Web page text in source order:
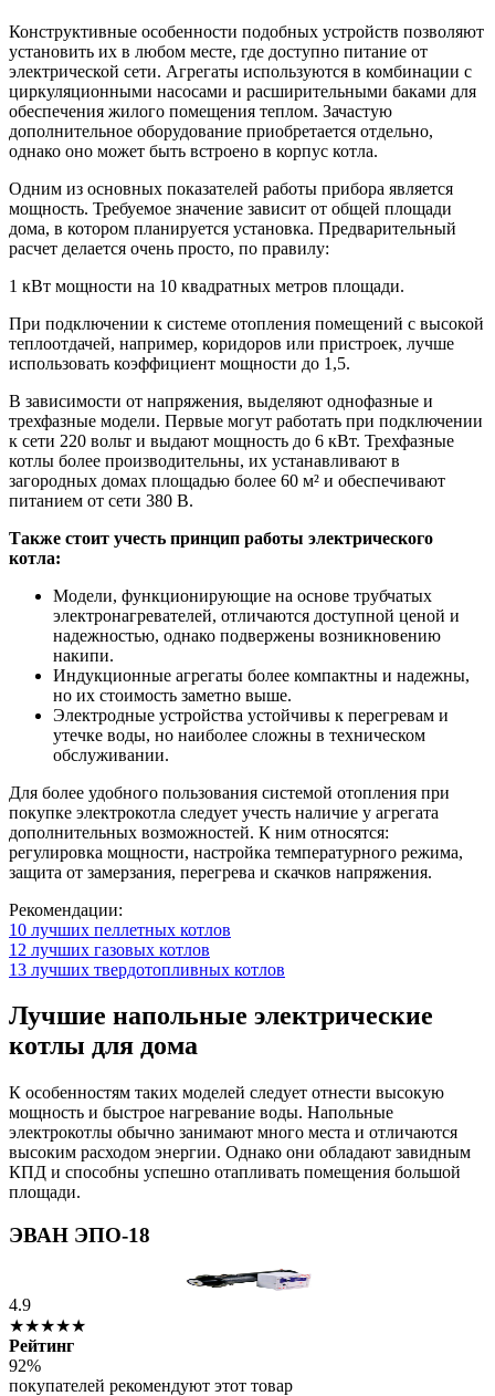
Конструктивные особенности подобных устройств позволяют
установить их в любом месте, где доступно питание от
электрической сети. Агрегаты используются в комбинации с
циркуляционными насосами и расширительными баками для
обеспечения жилого помещения теплом. Зачастую
дополнительное оборудование приобретается отдельно,
однако оно может быть встроено в корпус котла.
Одним из основных показателей работы прибора является
мощность. Требуемое значение зависит от общей площади
дома, в котором планируется установка. Предварительный
расчет делается очень просто, по правилу:
1 кВт мощности на 10 квадратных метров площади.
При подключении к системе отопления помещений с высокой
теплоотдачей, например, коридоров или пристроек, лучше
использовать коэффициент мощности до 1,5.
В зависимости от напряжения, выделяют однофазные и
трехфазные модели. Первые могут работать при подключении
к сети 220 вольт и выдают мощность до 6 кВт. Трехфазные
котлы более производительны, их устанавливают в
загородных домах площадью более 60 м² и обеспечивают
питанием от сети 380 В.
Также стоит учесть принцип работы электрического
котла:
Модели, функционирующие на основе трубчатых
электронагревателей, отличаются доступной ценой и
надежностью, однако подвержены возникновению
накипи.
Индукционные агрегаты более компактны и надежны,
но их стоимость заметно выше.
Электродные устройства устойчивы к перегревам и
утечке воды, но наиболее сложны в техническом
обслуживании.
Для более удобного пользования системой отопления при
покупке электрокотла следует учесть наличие у агрегата
дополнительных возможностей. К ним относятся:
регулировка мощности, настройка температурного режима,
защита от замерзания, перегрева и скачков напряжения.
Рекомендации:
10 лучших пеллетных котлов
12 лучших газовых котлов
13 лучших твердотопливных котлов
Лучшие напольные электрические
котлы для дома
К особенностям таких моделей следует отнести высокую
мощность и быстрое нагревание воды. Напольные
электрокотлы обычно занимают много места и отличаются
высоким расходом энергии. Однако они обладают завидным
КПД и способны успешно отапливать помещения большой
площади.
ЭВАН ЭПО-18
4.9
★★★★★
Рейтинг
92%
покупателей рекомендуют этот товар